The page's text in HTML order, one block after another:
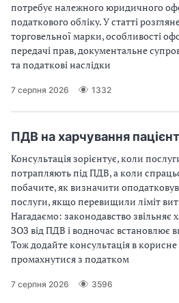
потребує належного юридичного
податкового обліку. У статті
торговельної марки, особливості
передачі прав, документальне
та податкові наслідки
7 серпня 2026 1332
ПДВ на харчування
Консультація зорієнтує, коли
потрапляють під ПДВ, а коли
побачите, як визначити
послуги, якщо перевищили ліміт
Нагадаємо: законодавство звільняє
ЗОЗ від ПДВ і водночас встановлює
Тож додайте консультація в
промахнутися з податком
7 серпня 2026 3596